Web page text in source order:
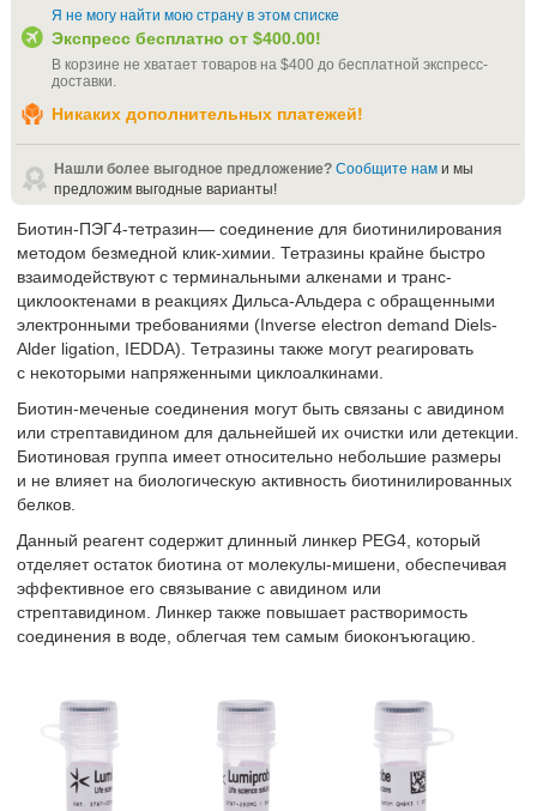
Я не могу найти мою страну в этом списке
Экспресс бесплатно от $400.00!
В корзине не хватает товаров на $400 до бесплатной экспресс-
доставки
Никаких дополнительных платежей!
Нашли более выгодное предложение? Сообщите нам и мы
предложим выгодные варианты!
Биотин-ПЭГ4-тетразин— соединение для биотинилирования
методом безмедной клик-химии. Тетразины крайне быстро
взаимодействуют с терминальными алкенами и транс-
циклооктенами в реакциях Дильса-Альдера с обращенными
электронными требованиями (Inverse electron demand Diels-
Alder ligation, IEDDA). Тетразины также могут реагировать
с некоторыми напряженными циклоалкинами.
Биотин-меченые соединения могут быть связаны с авидином
или стрептавидином для дальнейшей их очистки или детекции.
Биотиновая группа имеет относительно небольшие размеры
и не влияет на биологическую активность биотинилированных
белков.
Данный реагент содержит длинный линкер PEG4, который
отделяет остаток биотина от молекулы-мишени, обеспечивая
эффективное его связывание с авидином или
стрептавидином. Линкер также повышает растворимость
соединения в воде, облегчая тем самым биоконъюгацию.